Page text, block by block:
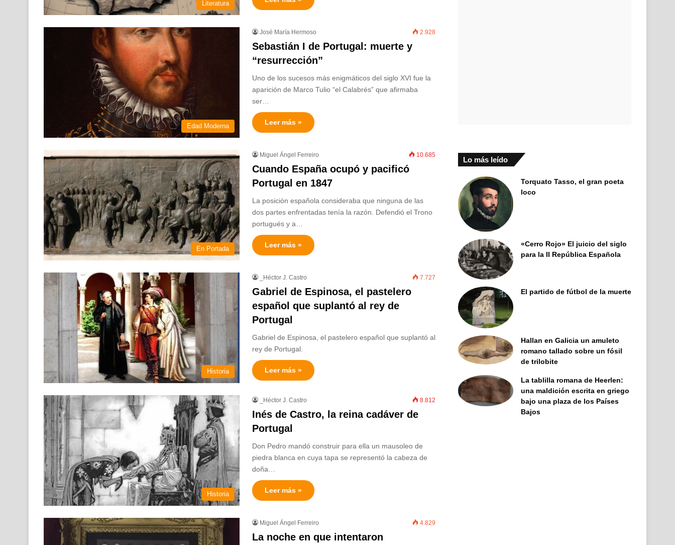
Literatura
Edad Moderna
José María Hermoso 2.928
Sebastián I de Portugal: muerte y
“resurrección”
Uno de los sucesos más enigmáticos del siglo XVI fue la
aparición de Marco Tulio “el Calabrés” que afirmaba
ser…
Leer más »
En Portada
Miguel Ángel Ferreiro 10.685
Cuando España ocupó y pacificó
Portugal en 1847
La posición española consideraba que ninguna de las
dos partes enfrentadas tenía la razón. Defendió el Trono
portugués y a…
Leer más »
Historia
_Héctor J. Castro 7.727
Gabriel de Espinosa, el pastelero
español que suplantó al rey de
Portugal
Gabriel de Espinosa, el pastelero español que suplantó al
rey de Portugal.
Leer más »
Historia
_Héctor J. Castro 8.812
Inés de Castro, la reina cadáver de
Portugal
Don Pedro mandó construir para ella un mausoleo de
piedra blanca en cuya tapa se representó la cabeza de
doña…
Leer más »
Miguel Ángel Ferreiro 4.829
La noche en que intentaron
Lo más leído
Torquato Tasso, el gran poeta
loco
«Cerro Rojo» El juicio del siglo
para la II República Española
El partido de fútbol de la muerte
Hallan en Galicia un amuleto
romano tallado sobre un fósil
de trilobite
La tablilla romana de Heerlen:
una maldición escrita en griego
bajo una plaza de los Países
Bajos